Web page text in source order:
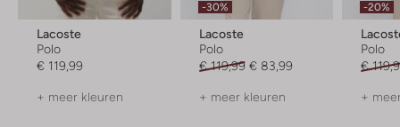
Lacoste
Polo
€ 119,99
+ meer kleuren
-30%
Lacoste
Polo
€ 119,99 € 83,99
+ meer kleuren
-20%
Polo
€
+